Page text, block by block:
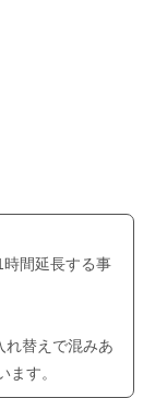
間延長する事
替えで混みあ
ます。